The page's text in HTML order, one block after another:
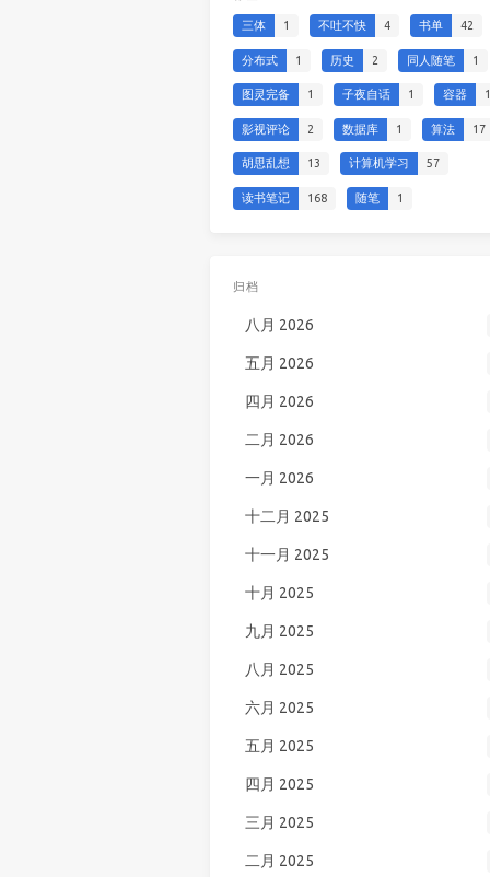
三体 1 不吐不快 4 书单 42
分布式 1 历史 2 同人随笔 1
图灵完备 1 子夜自话 1 容器 1
影视评论 2 数据库 1 算法 17
胡思乱想 13 计算机学习 57
读书笔记 168 随笔 1
归档
八月 2026
五月 2026
四月 2026
二月 2026
一月 2026
十二月 2025
十一月 2025
十月 2025
九月 2025
八月 2025
六月 2025
五月 2025
四月 2025
三月 2025
二月 2025